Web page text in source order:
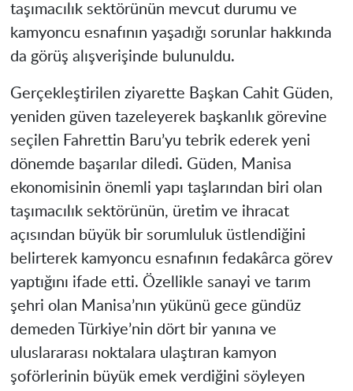
taşımacılık sektörünün mevcut durumu ve
kamyoncu esnafının yaşadığı sorunlar hakkında
da görüş alışverişinde bulunuldu.
Gerçekleştirilen ziyarette Başkan Cahit Güden,
yeniden güven tazeleyerek başkanlık görevine
seçilen Fahrettin Baru’yu tebrik ederek yeni
dönemde başarılar diledi. Güden, Manisa
ekonomisinin önemli yapı taşlarından biri olan
taşımacılık sektörünün, üretim ve ihracat
açısından büyük bir sorumluluk üstlendiğini
belirterek kamyoncu esnafının fedakârca görev
yaptığını ifade etti. Özellikle sanayi ve tarım
şehri olan Manisa’nın yükünü gece gündüz
demeden Türkiye’nin dört bir yanına ve
uluslararası noktalara ulaştıran kamyon
şoförlerinin büyük emek verdiğini söyleyen